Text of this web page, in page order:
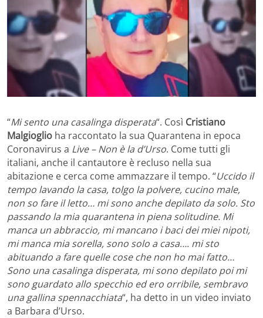
“Mi sento una casalinga disperata“. Così Cristiano
Malgioglio ha raccontato la sua Quarantena in epoca
Coronavirus a Live – Non è la d’Urso. Come tutti gli
italiani, anche il cantautore è recluso nella sua
abitazione e cerca come ammazzare il tempo. “Uccido il
tempo lavando la casa, tolgo la polvere, cucino male,
non so fare il letto… mi sono anche depilato da solo. Sto
passando la mia quarantena in piena solitudine. Mi
manca un abbraccio, mi mancano i baci dei miei nipoti,
mi manca mia sorella, sono solo a casa…. mi sto
abituando a fare quelle cose che non ho mai fatto…
Sono una casalinga disperata, mi sono depilato poi mi
sono guardato allo specchio ed ero orribile, sembravo
una gallina spennacchiata“, ha detto in un video inviato
a Barbara d’Urso.